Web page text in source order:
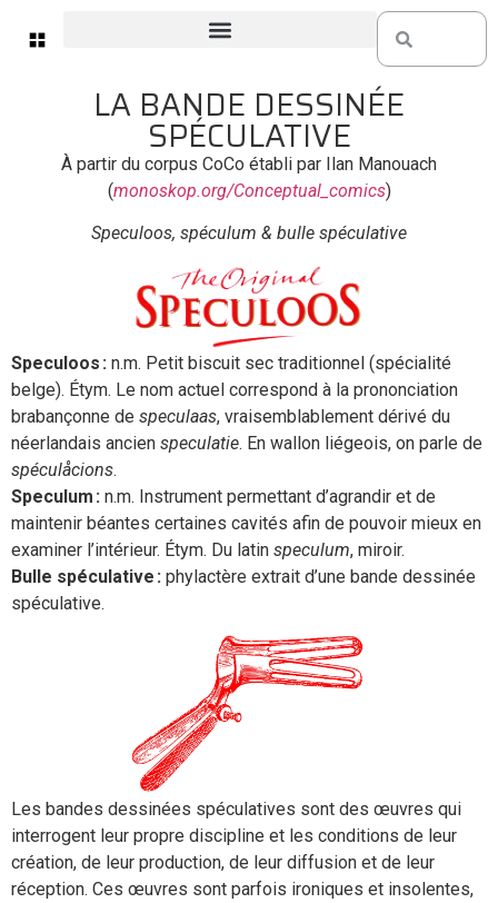
LA BANDE DESSINÉE
SPÉCULATIVE
À partir du corpus CoCo établi par Ilan Manouach
(monoskop.org/Conceptual_comics)
Speculoos, spéculum & bulle spéculative
Speculoos : n.m. Petit biscuit sec traditionnel (spécialité
belge). Étym. Le nom actuel correspond à la prononciation
brabançonne de speculaas, vraisemblablement dérivé du
néerlandais ancien speculatie. En wallon liégeois, on parle de
spéculåcions.
Speculum : n.m. Instrument permettant d’agrandir et de
maintenir béantes certaines cavités afin de pouvoir mieux en
examiner l’intérieur. Étym. Du latin speculum, miroir.
Bulle spéculative : phylactère extrait d’une bande dessinée
spéculative.
Les bandes dessinées spéculatives sont des œuvres qui
interrogent leur propre discipline et les conditions de leur
création, de leur production, de leur diffusion et de leur
réception. Ces œuvres sont parfois ironiques et insolentes,